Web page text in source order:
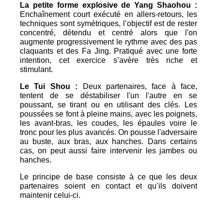
La petite forme explosive de Yang Shaohou :
Enchaînement court exécuté en allers-retours, les
techniques sont symétriques, l’objectif est de rester
concentré, détendu et centré alors que l'on
augmente progressivement le rythme avec des pas
claquants et des Fa Jing. Pratiqué avec une forte
intention, cet exercice s’avère très riche et
stimulant.
Le Tui Shou :
Deux partenaires, face à face,
tentent de se déstabiliser l'un l'autre en se
poussant, se tirant ou en utilisant des clés. Les
poussées se font à pleine mains, avec les poignets,
les avant-bras, les coudes, les épaules voire le
tronc pour les plus avancés. On pousse l'adversaire
au buste, aux bras, aux hanches. Dans certains
cas, on peut aussi faire intervenir les jambes ou
hanches.
Le principe de base consiste à ce que les deux
partenaires soient en contact et qu’ils doivent
maintenir celui-ci.